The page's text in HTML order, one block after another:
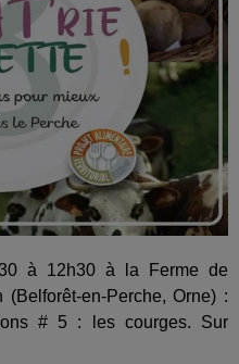
à 12h30 à la Ferme de
en-Perche, Orne) :
# 5 : les courges. Sur